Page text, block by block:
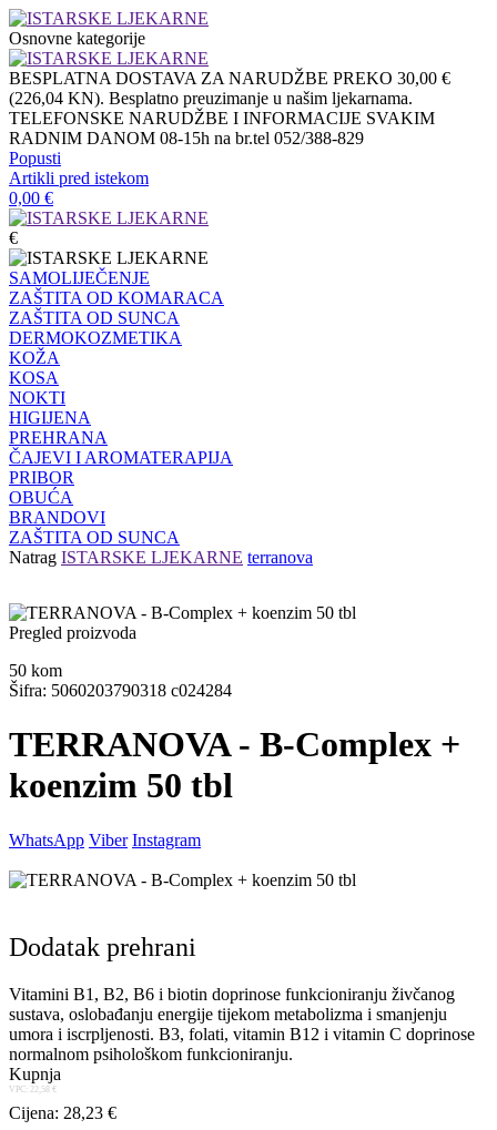
Osnovne kategorije
BESPLATNA DOSTAVA ZA NARUDŽBE PREKO 30,00 €
(226,04 KN). Besplatno preuzimanje u našim ljekarnama.
TELEFONSKE NARUDŽBE I INFORMACIJE SVAKIM
RADNIM DANOM 08-15h na br.tel 052/388-829
Popusti
Artikli pred istekom
0,00 €
€
SAMOLIJEČENJE
ZAŠTITA OD KOMARACA
ZAŠTITA OD SUNCA
DERMOKOZMETIKA
KOŽA
KOSA
NOKTI
HIGIJENA
PREHRANA
ČAJEVI I AROMATERAPIJA
PRIBOR
OBUĆA
BRANDOVI
ZAŠTITA OD SUNCA
Natrag ISTARSKE LJEKARNE terranova
Pregled proizvoda
50 kom
Šifra: 5060203790318 c024284
TERRANOVA - B-Complex +
koenzim 50 tbl
WhatsApp Viber Instagram
Dodatak prehrani
Vitamini B1, B2, B6 i biotin doprinose funkcioniranju živčanog
sustava, oslobađanju energije tijekom metabolizma i smanjenju
umora i iscrpljenosti. B3, folati, vitamin B12 i vitamin C doprinose
normalnom psihološkom funkcioniranju.
Kupnja
VPC: 22,58 €
Cijena: 28,23 €